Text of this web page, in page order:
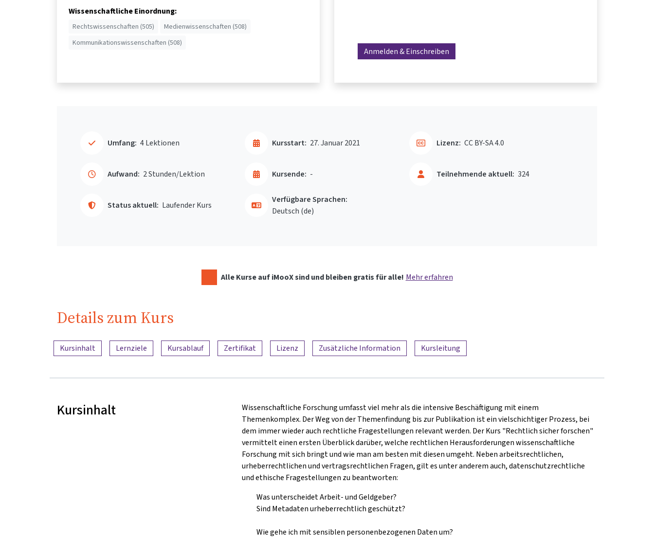
Wissenschaftliche Einordnung:
Rechtswissenschaften (505)
Medienwissenschaften (508)
Kommunikationswissenschaften (508)
Anmelden & Einschreiben
Umfang: 4 Lektionen
Aufwand: 2 Stunden/Lektion
Kursstart: 27. Januar 2021
Kursende: -
Status aktuell: Laufender Kurs
Teilnehmende aktuell: 324
Lizenz: CC BY-SA 4.0
Verfügbare Sprachen:
Deutsch ‎(de)‎
Alle Kurse auf iMooX sind und bleiben gratis für alle! Mehr erfahren
Details zum Kurs
Inhaltsübersicht
Kursinhalt Lernziele Kursablauf Zertifikat Lizenz Zusätzliche Information Kursleitung
Kursinhalt
Wissenschaftliche Forschung umfasst viel mehr als die intensive Beschäftigung mit einem
Themenkomplex. Der Weg von der Themenfindung bis zur Publikation ist ein vielschichtiger Prozess, bei
dem immer wieder auch rechtliche Fragestellungen relevant werden. Der Kurs "Rechtlich sicher forschen"
vermittelt einen ersten Überblick darüber, welche rechtlichen Herausforderungen wissenschaftliche
Forschung mit sich bringt und wie man am besten mit diesen umgeht. Neben arbeitsrechtlichen,
urheberrechtlichen und vertragsrechtlichen Fragen, gilt es unter anderem auch, datenschutzrechtliche
und ethische Fragestellungen zu beantworten:
Wasunterscheidet Arbeit- und Geldgeber?
Sind Metadaten urheberrechtlich geschützt?
Wie gehe ich mit sensiblen personenbezogenen Daten um?